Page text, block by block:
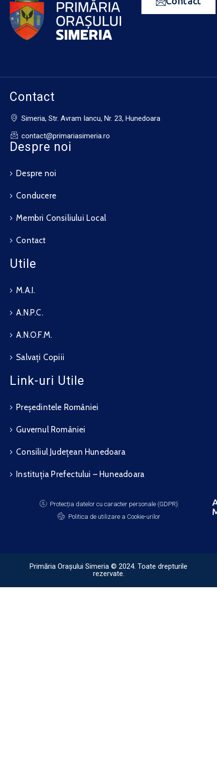
Contact
Simeria, Str. Avram Iancu, Nr. 23, Hunedoara
contact@primariasimeria.ro
Despre noi
Despre noi
Conducere
Membri Consiliului Local
Contact
Utile
M.A.I.
A.N.P.C.
A.N.O.F.M.
Salvați Copiii
Link-uri Utile
Președintele României
Guvernul României
Consiliul Județean Hunedoara
Instituția Prefectului – Huneadoara
Protecția datelor cu caracter personale (GDPR)
Politica de utilizare a Cookie-urilor
Primăria Orașului Simeria © 2024. Toate drepturile
rezervate.